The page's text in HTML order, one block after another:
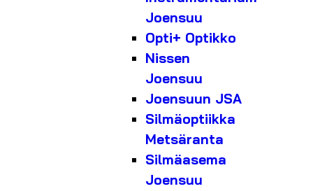
Joensuu
Opti+ Optikko
Nissen
Joensuu
Joensuun JSA
Silmäoptiikka
Metsäranta
Silmäasema
Joensuu